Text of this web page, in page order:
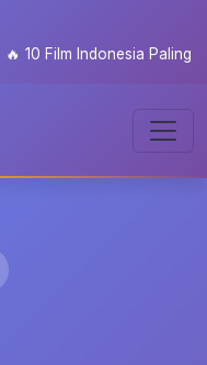
10 Film Indonesia Paling